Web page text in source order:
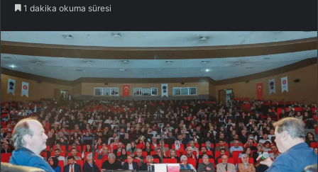
1 dakika okuma süresi